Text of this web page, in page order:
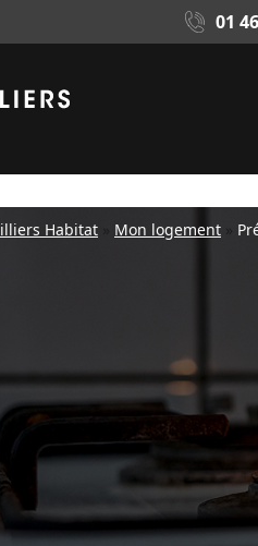
01
Habitat Mon logement